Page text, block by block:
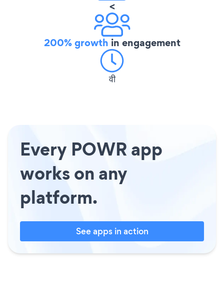
<
200% growth in engagement
वी
Every POWR app
works on any
platform.
See apps in action